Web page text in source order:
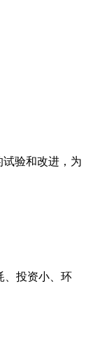
验和改进，为
、投资小、环